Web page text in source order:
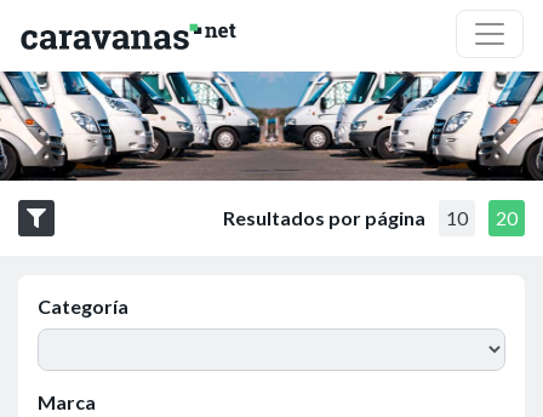
Resultados por página 10 20
Categoría
Marca